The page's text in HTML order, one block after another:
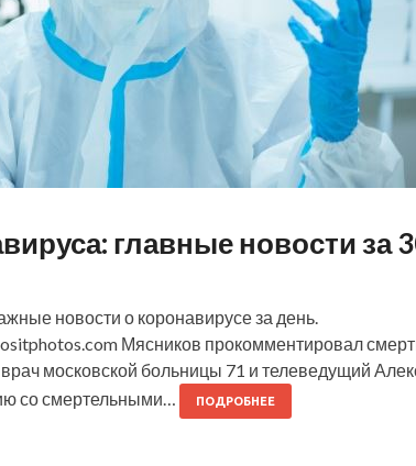
главные новости за
новости о коронавирусе за день.
Мясников прокомментировал
московской больницы 71 и телеведущий
со смертельными…
ПОДРОБНЕЕ